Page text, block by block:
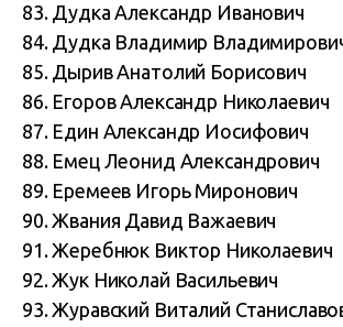
83. Дудка Александр Иванович
84. Дудка Владимир
85. Дырив Анатолий Борисович
86. Егоров Александр Николаевич
87. Един Александр Иосифович
88. Емец Леонид Александрович
89. Еремеев Игорь Миронович
90. Жвания Давид Важаевич
91. Жеребнюк Виктор Николаевич
92. Жук Николай Васильевич
93. Журавский Виталий